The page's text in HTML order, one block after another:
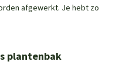
afgewerkt. Je hebt zo
plantenbak